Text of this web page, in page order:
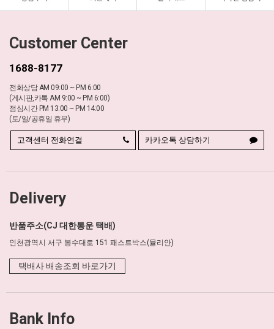
Customer Center
1688-8177
전화상담 AM 09:00 ~ PM 6:00
(게시판,카톡 AM 9:00 ~ PM 6:00)
점심시간 PM 13:00 ~ PM 14:00
(토/일/공휴일 휴무)
고객센터 전화연결 카카오톡 상담하기
Delivery
반품주소(CJ 대한통운 택배)
인천광역시 서구 봉수대로 151 패스트박스(뮬리안)
택배사 배송조회 바로가기
Bank Info